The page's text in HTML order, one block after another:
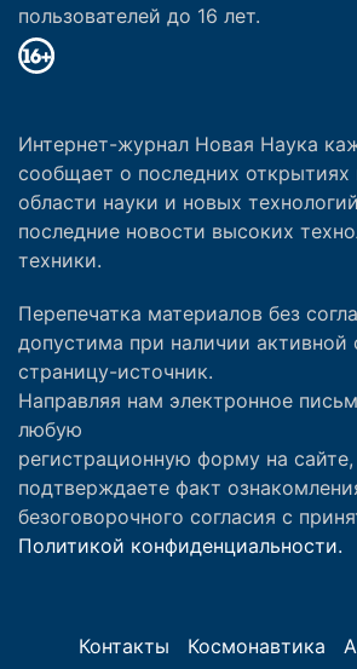
пользователей до 16 лет.
Интернет-журнал Новая Наука
сообщает о последних
области науки и новых
последние новости высоких
техники.
Перепечатка материалов без
допустима при наличии активной
страницу-источник.
Направляя нам электронное
любую
регистрационную форму на
подтверждаете факт
безоговорочного согласия с
Политикой конфиденциальности.
Контакты Космонавтика